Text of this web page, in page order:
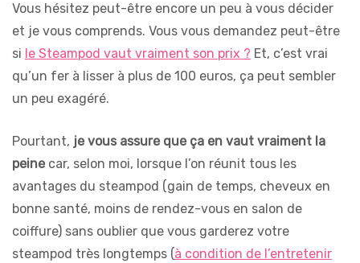
Vous hésitez peut-être encore un peu à vous décider
et je vous comprends. Vous vous demandez peut-être
si le Steampod vaut vraiment son prix ? Et, c’est vrai
qu’un fer à lisser à plus de 100 euros, ça peut sembler
un peu exagéré.
Pourtant, je vous assure que ça en vaut vraiment la
peine car, selon moi, lorsque l’on réunit tous les
avantages du steampod (gain de temps, cheveux en
bonne santé, moins de rendez-vous en salon de
coiffure) sans oublier que vous garderez votre
steampod très longtemps (à condition de l’entretenir